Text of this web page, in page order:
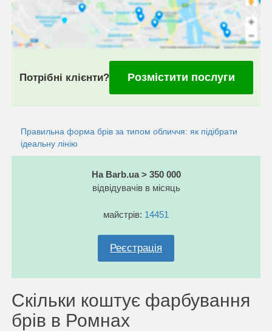
Потрібні клієнти? Розмістити послуги
Правильна форма брів за типом обличчя: як підібрати
ідеальну лінію
На Barb.ua > 350 000
відвідувачів в місяць
майстрів: 14451
Реєстрація
Скільки коштує фарбування
брів в Ромнах